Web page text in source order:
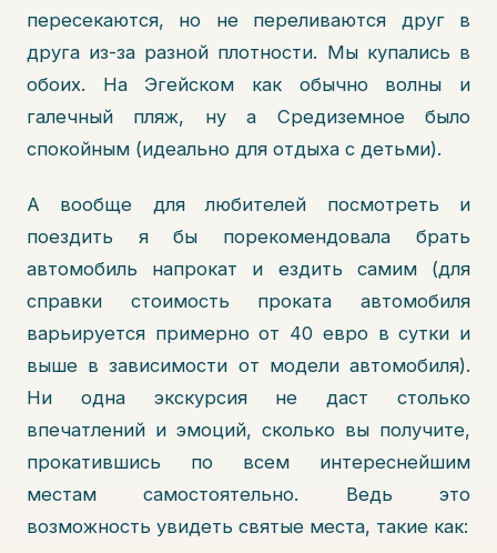
пересекаются, но не переливаются друг в
друга из-за разной плотности. Мы купались в
обоих. На Эгейском как обычно волны и
галечный пляж, ну а Средиземное было
спокойным (идеально для отдыха с детьми).
А вообще для любителей посмотреть и
поездить я бы порекомендовала брать
автомобиль напрокат и ездить самим (для
справки стоимость проката автомобиля
варьируется примерно от 40 евро в сутки и
выше в зависимости от модели автомобиля).
Ни одна экскурсия не даст столько
впечатлений и эмоций, сколько вы получите,
прокатившись по всем интереснейшим
местам самостоятельно. Ведь это
возможность увидеть святые места, такие как: